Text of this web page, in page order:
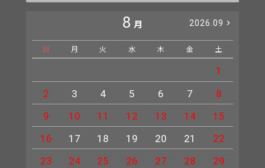
8 月 2026.09
日 月 火 水 木 金 土
1
2
3 4 5 6 7
8
9
10 11 12 13 14
15
16
17 18 19 20 21
22
23
24 25 26 27 28
29